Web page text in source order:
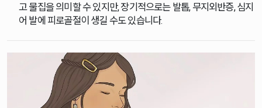
고 물집을 의미할 수 있지만, 장기적으로는 발톱, 무지외반증, 심지
어 발에 피로골절이 생길 수도 있습니다.